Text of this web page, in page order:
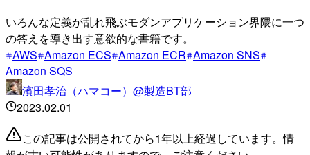
いろんな定義が乱れ飛ぶモダンアプリケーション界隈に一つ
の答えを導き出す意欲的な書籍です。
AWS Amazon ECS Amazon ECR Amazon SNS
Amazon SQS
濱田孝治（ハマコー）@製造BT部
2023.02.01
この記事は公開されてから1年以上経過しています。情